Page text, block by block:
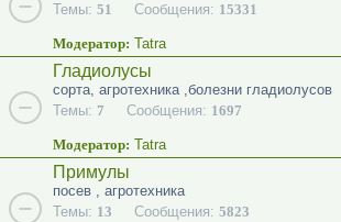
Темы: 51 Сообщения: 15331
Модератор: Tatra
Гладиолусы
сорта, агротехника ,болезни гладиолусов
Темы: 7 Сообщения: 1697
Модератор: Tatra
Примулы
посев , агротехника
Темы: 13 Сообщения: 5823